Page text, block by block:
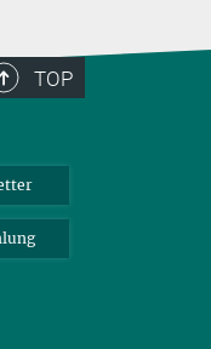
TOP